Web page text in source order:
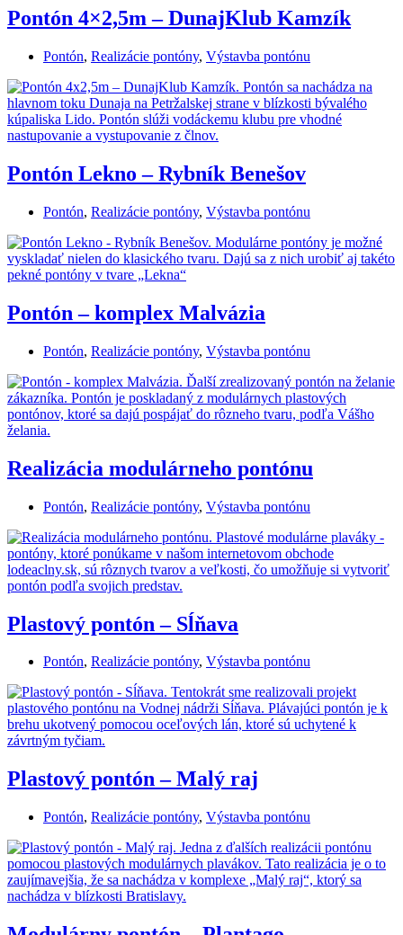
Pontón 4×2,5m – DunajKlub Kamzík
Pontón, Realizácie pontóny, Výstavba pontónu
Pontón Lekno – Rybník Benešov
Pontón, Realizácie pontóny, Výstavba pontónu
Pontón – komplex Malvázia
Pontón, Realizácie pontóny, Výstavba pontónu
Realizácia modulárneho pontónu
Pontón, Realizácie pontóny, Výstavba pontónu
Plastový pontón – Sĺňava
Pontón, Realizácie pontóny, Výstavba pontónu
Plastový pontón – Malý raj
Pontón, Realizácie pontóny, Výstavba pontónu